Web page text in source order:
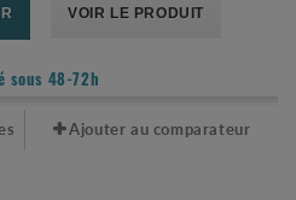
VOIR LE PRODUIT
sous 48-72h
Ajouter au comparateur